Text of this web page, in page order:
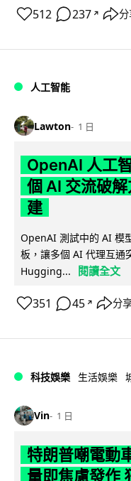
512 237 ↗
人工智能
Lawton 1 日
OpenAI 人工
個 AI 交流破
建
OpenAI 測試中的 AI 模
板，讓多個 AI 代理互通
Hugging...
閱讀全文
351 45 ↗ 分
科技娛樂 生活娛樂
Vin 1 日
特朗普嘲電動
量即焦慮發作